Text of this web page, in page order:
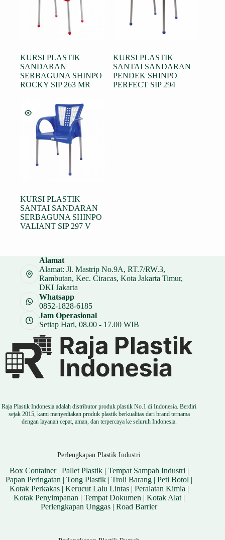
KURSI PLASTIK
SANDARAN
SERBAGUNA SHINPO
ROCKY SIP 263 MR
KURSI PLASTIK
SANTAI SANDARAN
PENDEK SHINPO
PERFECT SIP 294
KURSI PLASTIK
SANTAI SANDARAN
SERBAGUNA SHINPO
VALIANT SIP 297 V
Alamat
Alamat: Jl. Mastrip No.9A, RT.7/RW.3,
Rambutan, Kec. Ciracas, Kota Jakarta Timur,
DKI Jakarta
Whatsapp
0852-1828-6185
Jam Operasional
Setiap Hari, 08.00 - 17.00 WIB
Raja Plastik Indonesia adalah distributor produk plastik No.1 di Indonesia. Berdiri
sejak 2015, kami menyediakan produk plastik berkualitas dari brand ternama
dengan layanan cepat, aman, dan terpercaya ke seluruh Indonesia.
Perlengkapan Plastik Industri
Box Container| Pallet Plastik| Tempat Sampah Industri |
Papan Peringatan |Tong Plastik |Troli Barang |Peti Botol |
Kotak Perkakas| Kerucut Lalu Lintas| Peralatan Kimia |
Kotak Penyimpanan | Tempat Dokumen | Kotak Alat|
Perlengkapan Unggas |Road Barrier